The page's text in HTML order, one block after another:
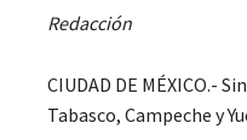
Redacción
CIUDAD DE MÉXICO.-
Tabasco, Campeche y